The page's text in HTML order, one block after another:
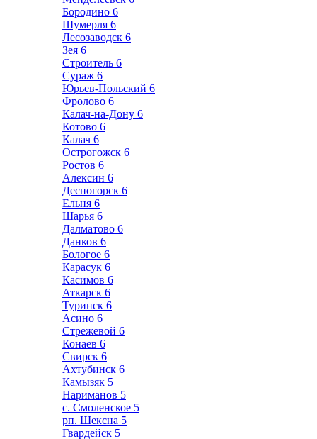
Бородино 6
Шумерля 6
Лесозаводск 6
Зея 6
Строитель 6
Сураж 6
Юрьев-Польский 6
Фролово 6
Калач-на-Дону 6
Котово 6
Калач 6
Острогожск 6
Ростов 6
Алексин 6
Десногорск 6
Ельня 6
Шарья 6
Далматово 6
Данков 6
Бологое 6
Карасук 6
Касимов 6
Аткарск 6
Туринск 6
Асино 6
Стрежевой 6
Конаев 6
Свирск 6
Ахтубинск 6
Камызяк 5
Нариманов 5
с. Смоленское 5
рп. Шексна 5
Гвардейск 5